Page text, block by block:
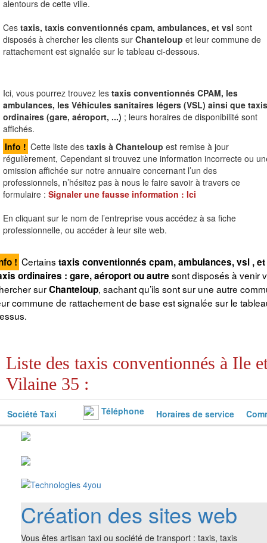
alentours de cette ville.
Ces taxis, taxis conventionnés cpam, ambulances, et vsl sont
disposés à chercher les clients sur Chanteloup et leur commune de
rattachement est signalée sur le tableau ci-dessous.
Ici, vous pourrez trouvez les taxis conventionnés CPAM, les
ambulances, les Véhicules sanitaires légers (VSL) ainsi que taxis
ordinaires (gare, aéroport, ...) ; leurs horaires de disponibilité sont
affichés.
Info ! Cette liste des taxis à Chanteloup est remise à jour
régulièrement, Cependant si trouvez une information incorrecte ou
omission affichée sur notre annuaire concernant l’un des
professionnels, n’hésitez pas à nous le faire savoir à travers ce
formulaire : Signaler une fausse information : Ici
En cliquant sur le nom de l’entreprise vous accédez à sa fiche
professionnelle, ou accéder à leur site web.
! Certainstaxis conventionnés cpam, ambulances, vsl , et
ordinaires : gare, aéroport ou autre sont disposés à venir
surChanteloup, sachant qu’ils sont sur une autre
commune de rattachement de base est signalée sur le
Liste des taxis conventionnés à Ile
Vilaine 35 :
Société Taxi Téléphone Horaires de service
Création des sites web
Vous êtes artisan taxi ou société de transport : taxis, taxis